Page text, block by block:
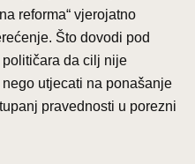
reforma“ vjerojatno
Što dovodi pod
da cilj nije
utjecati na ponašanje
pravednosti u porezni